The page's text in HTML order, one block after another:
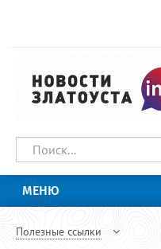
МЕНЮ
Полезные ссылки